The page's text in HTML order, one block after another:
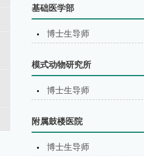
基础医学部
博士生导师
模式动物研究所
博士生导师
附属鼓楼医院
博士生导师